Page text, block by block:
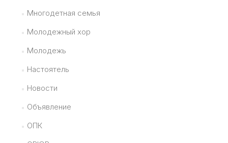
Многодетная семья
Молодежный хор
Молодежь
Настоятель
Новости
Объявление
ОПК